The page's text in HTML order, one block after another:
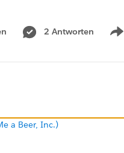
2 Antworten
a Beer, Inc.)